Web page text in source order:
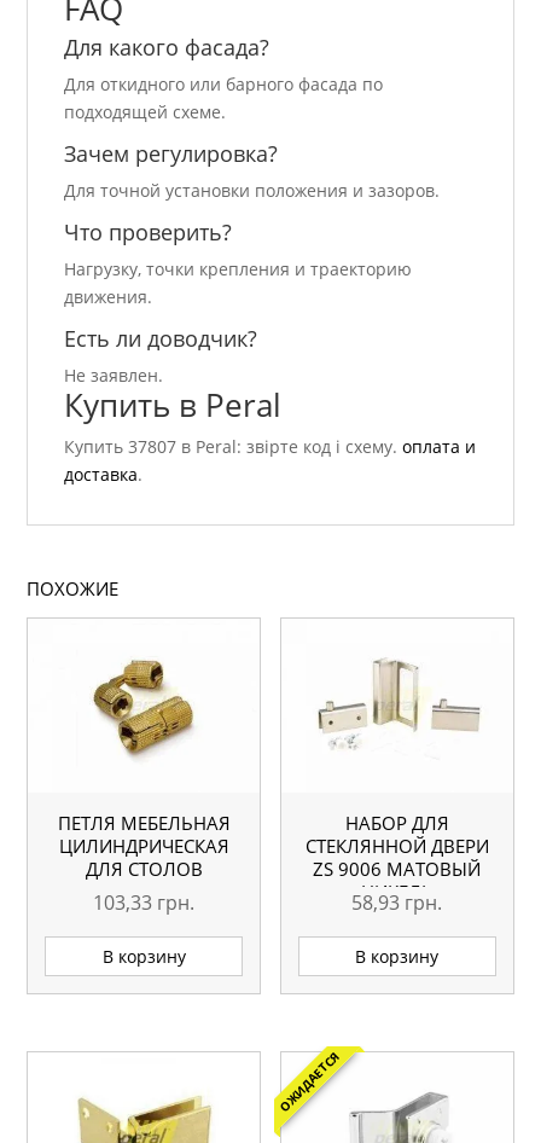
FAQ
Для какого фасада?
Для откидного или барного фасада по
подходящей схеме.
Зачем регулировка?
Для точной установки положения и зазоров.
Что проверить?
Нагрузку, точки крепления и траекторию
движения.
Есть ли доводчик?
Не заявлен.
Купить в Peral
Купить 37807 в Peral: звірте код і схему.оплата и
доставка.
ПОХОЖИЕ
ПЕТЛЯ МЕБЕЛЬНАЯ
ЦИЛИНДРИЧЕСКАЯ
ДЛЯ СТОЛОВ
103,33 грн.
В корзину
НАБОР ДЛЯ
СТЕКЛЯННОЙ ДВЕРИ
ZS 9006 МАТОВЫЙ
НИКЕЛЬ
58,93 грн.
В корзину
ОЖИДАЕТСЯ